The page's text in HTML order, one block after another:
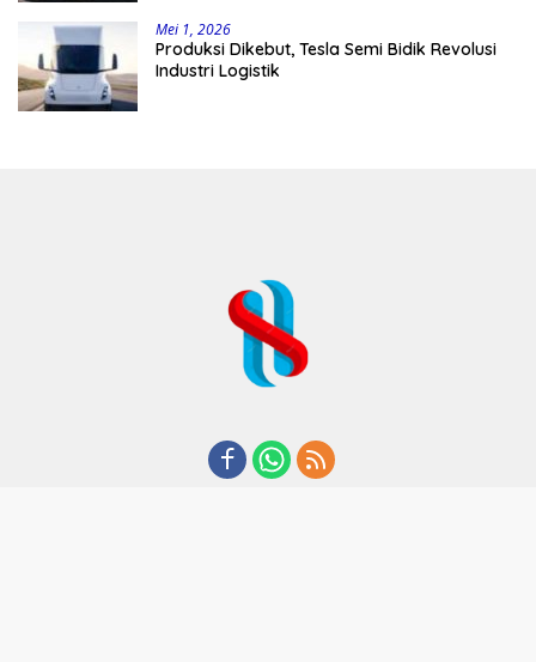
Mei 1, 2026
Produksi Dikebut, Tesla Semi Bidik Revolusi
Industri Logistik